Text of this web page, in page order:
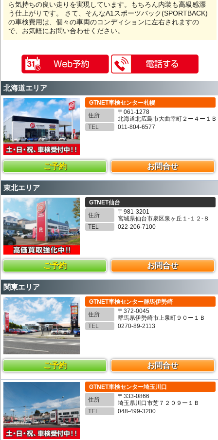
ら気持ちの良い走りを実現しています。もちろん内装も高級感漂
う仕上がりです。 さて、そんなA1スポーツバック(SPORTBACK)
の車検費用は、個々の車両のコンディションに左右されますの
で、お気軽にお問い合わせください。
北海道エリア
GTNET車検センター札幌
住所
〒061-1278
北海道北広島市大曲幸町２ー４ー１Ｂ
TEL
011-804-6577
ご予約 お問合せ
東北エリア
GTNET仙台
住所
〒981-3201
宮城県仙台市泉区泉ヶ丘１-１２-８
TEL
022-206-7100
ご予約 お問合せ
関東エリア
GTNET車検センター群馬伊勢崎
住所
〒372-0045
群馬県伊勢崎市上泉町９０ー１Ｂ
TEL
0270-89-2113
ご予約 お問合せ
GTNET車検センター埼玉川口
住所
〒333-0866
埼玉県川口市芝７２０９ー１Ｂ
TEL
048-499-3200